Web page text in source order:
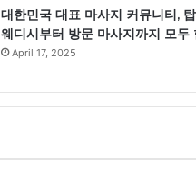
대한민국 대표 마사지 커뮤니티,
웨디시부터 방문 마사지까지 모두
April 17, 2025